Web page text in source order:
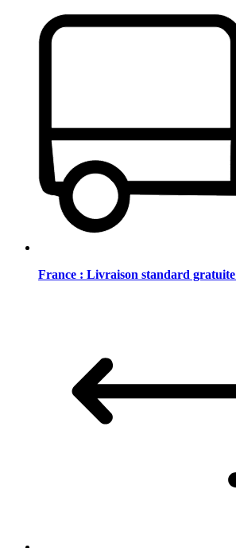
France : Livraison standard gratuite